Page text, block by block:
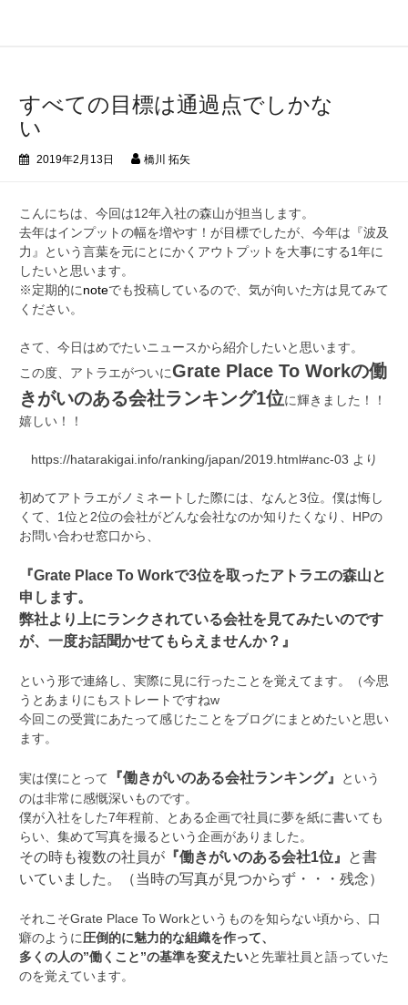
すべての目標は通過点でしかな
い
2019年2月13日 橋川 拓矢
こんにちは、今回は12年入社の森山が担当します。
去年はインプットの幅を増やす！が目標でしたが、今年は『波及
力』という言葉を元にとにかくアウトプットを大事にする1年に
したいと思います。
※定期的にnoteでも投稿しているので、気が向いた方は見てみて
ください。
さて、今日はめでたいニュースから紹介したいと思います。
この度、アトラエがついにGrate Place To Workの働
きがいのある会社ランキング1位に輝きました！！
嬉しい！！
https://hatarakigai.info/ranking/japan/2019.html#anc-03 より
初めてアトラエがノミネートした際には、なんと3位。僕は悔し
くて、1位と2位の会社がどんな会社なのか知りたくなり、HPの
お問い合わせ窓口から、
『Grate Place To Workで3位を取ったアトラエの森山と
申します。
弊社より上にランクされている会社を見てみたいのです
が、一度お話聞かせてもらえませんか？』
という形で連絡し、実際に見に行ったことを覚えてます。（今思
うとあまりにもストレートですねw
今回この受賞にあたって感じたことをブログにまとめたいと思い
ます。
実は僕にとって 『働きがいのある会社ランキング』
という
のは非常に感慨深いものです。
僕が入社をした7年程前、とある企画で社員に夢を紙に書いても
らい、集めて写真を撮るという企画がありました。
その時も複数の社員が 『働きがいのある会社1位』
と書
いていました。（当時の写真が見つからず・・・残念）
それこそGrate Place To Workというものを知らない頃から、口
癖のように圧倒的に魅力的な組織を作って、
多くの人の”働くこと”の基準を変えたいと先輩社員と語っていた
のを覚えています。